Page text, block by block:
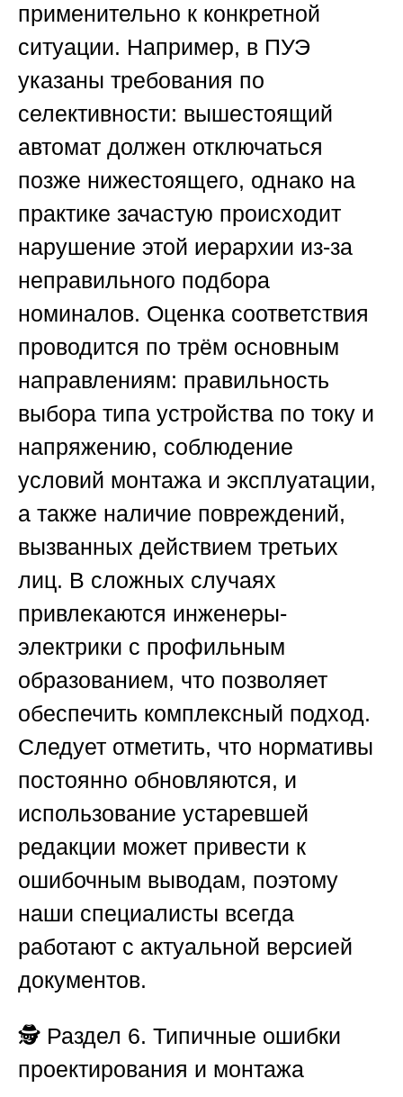
применительно к конкретной
ситуации. Например, в ПУЭ
указаны требования по
селективности: вышестоящий
автомат должен отключаться
позже нижестоящего, однако на
практике зачастую происходит
нарушение этой иерархии из-за
неправильного подбора
номиналов. Оценка соответствия
проводится по трём основным
направлениям: правильность
выбора типа устройства по току и
напряжению, соблюдение
условий монтажа и эксплуатации,
а также наличие повреждений,
вызванных действием третьих
лиц. В сложных случаях
привлекаются инженеры-
электрики с профильным
образованием, что позволяет
обеспечить комплексный подход.
Следует отметить, что нормативы
постоянно обновляются, и
использование устаревшей
редакции может привести к
ошибочным выводам, поэтому
наши специалисты всегда
работают с актуальной версией
документов.
🕵️ Раздел 6. Типичные ошибки
проектирования и монтажа